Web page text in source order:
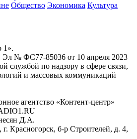
Общество Экономика Культура
1».
Эл № ФС77-85036 от 10 апреля 2023
службой по надзору в сфере связи,
и массовых коммуникаций
агентство «Контент-центр»
Д.А.
Красногорск, б-р Строителей, д. 4,